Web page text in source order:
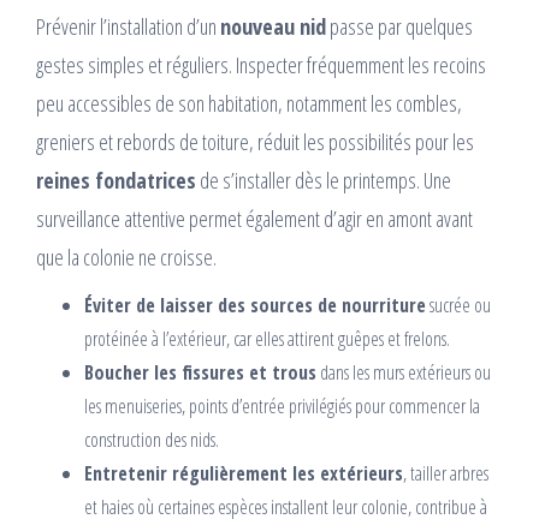
Prévenir l’installation d’un nouveau nidpasse par quelques
gestes simples et réguliers. Inspecter fréquemment les recoins
peu accessibles de son habitation, notamment les combles,
greniers et rebords de toiture, réduit les possibilités pour les
reines fondatrices de s’installer dès le printemps. Une
surveillance attentive permet également d’agir en amont avant
que la colonie ne croisse.
Éviter de laisser des sources de nourrituresucrée ou
protéinée à l’extérieur, car elles attirent guêpes et frelons.
Boucher les fissures et trous dans les murs extérieurs ou
les menuiseries, points d’entrée privilégiés pour commencer la
construction des nids.
Entretenir régulièrement les extérieurs, tailler arbres
et haies où certaines espèces installent leur colonie, contribue à